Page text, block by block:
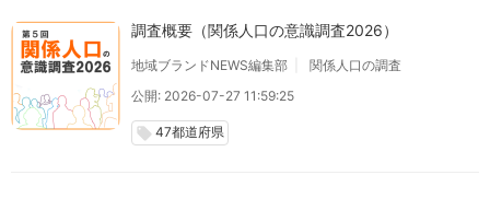
調査概要（関係人口の意識調査2026）
地域ブランドNEWS編集部
関係人口の調査
公開: 2026-07-27 11:59:25
local_offer 47都道府県